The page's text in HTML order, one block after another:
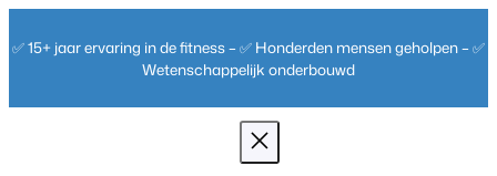
naar
✅ 15+ jaar ervaring in de fitness – ✅ Honderden mensen geholpen – ✅
Wetenschappelijk onderbouwd